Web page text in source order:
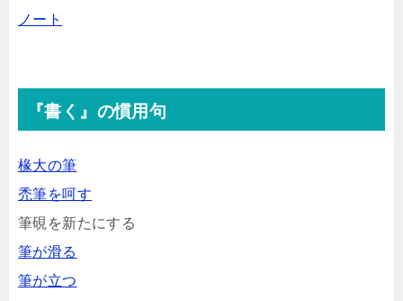
ノート
『書く』の慣用句
椽大の筆
禿筆を呵す
筆硯を新たにする
筆が滑る
筆が立つ